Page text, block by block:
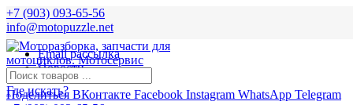
+7 (903) 093-65-56
info@motopuzzle.net
Email рассылка
Новости
Поделиться ВКонтакте Facebook Instagram WhatsApp Telegram
Где искать?